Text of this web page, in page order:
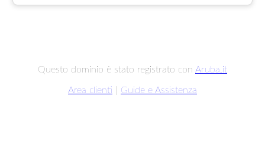
Questo dominio è stato registrato con Aruba.it
Area clienti Guide e Assistenza